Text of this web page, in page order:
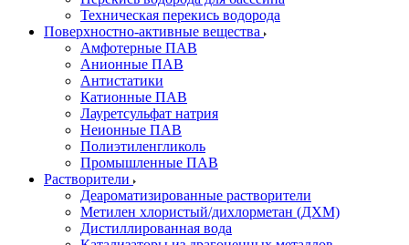
Техническая перекись водорода
Поверхностно-активные вещества
Амфотерные ПАВ
Анионные ПАВ
Антистатики
Катионные ПАВ
Лауретсульфат натрия
Неионные ПАВ
Полиэтиленгликоль
Промышленные ПАВ
Растворители
Деароматизированные растворители
Метилен хлористый/дихлорметан (ДХМ)
Дистиллированная вода